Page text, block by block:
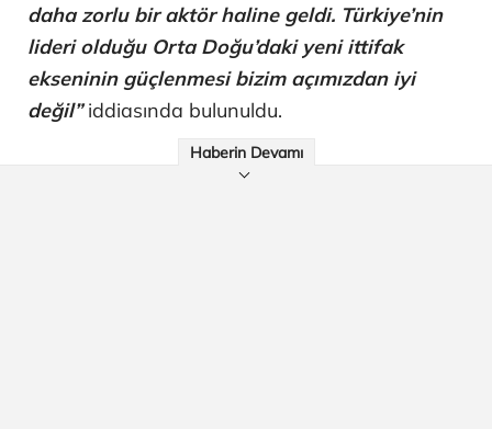
daha zorlu bir aktör haline geldi. Türkiye’nin
lideri olduğu Orta Doğu’daki yeni ittifak
ekseninin güçlenmesi bizim açımızdan iyi
değil” iddiasında bulunuldu.
Haberin Devamı